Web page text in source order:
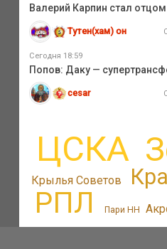
Валерий Карпин стал
Тутен(хам) он
Сегодня 18:59
Попов: Даку —
cesar
ЦСКА
Крылья Советов
РПЛ Пари НН